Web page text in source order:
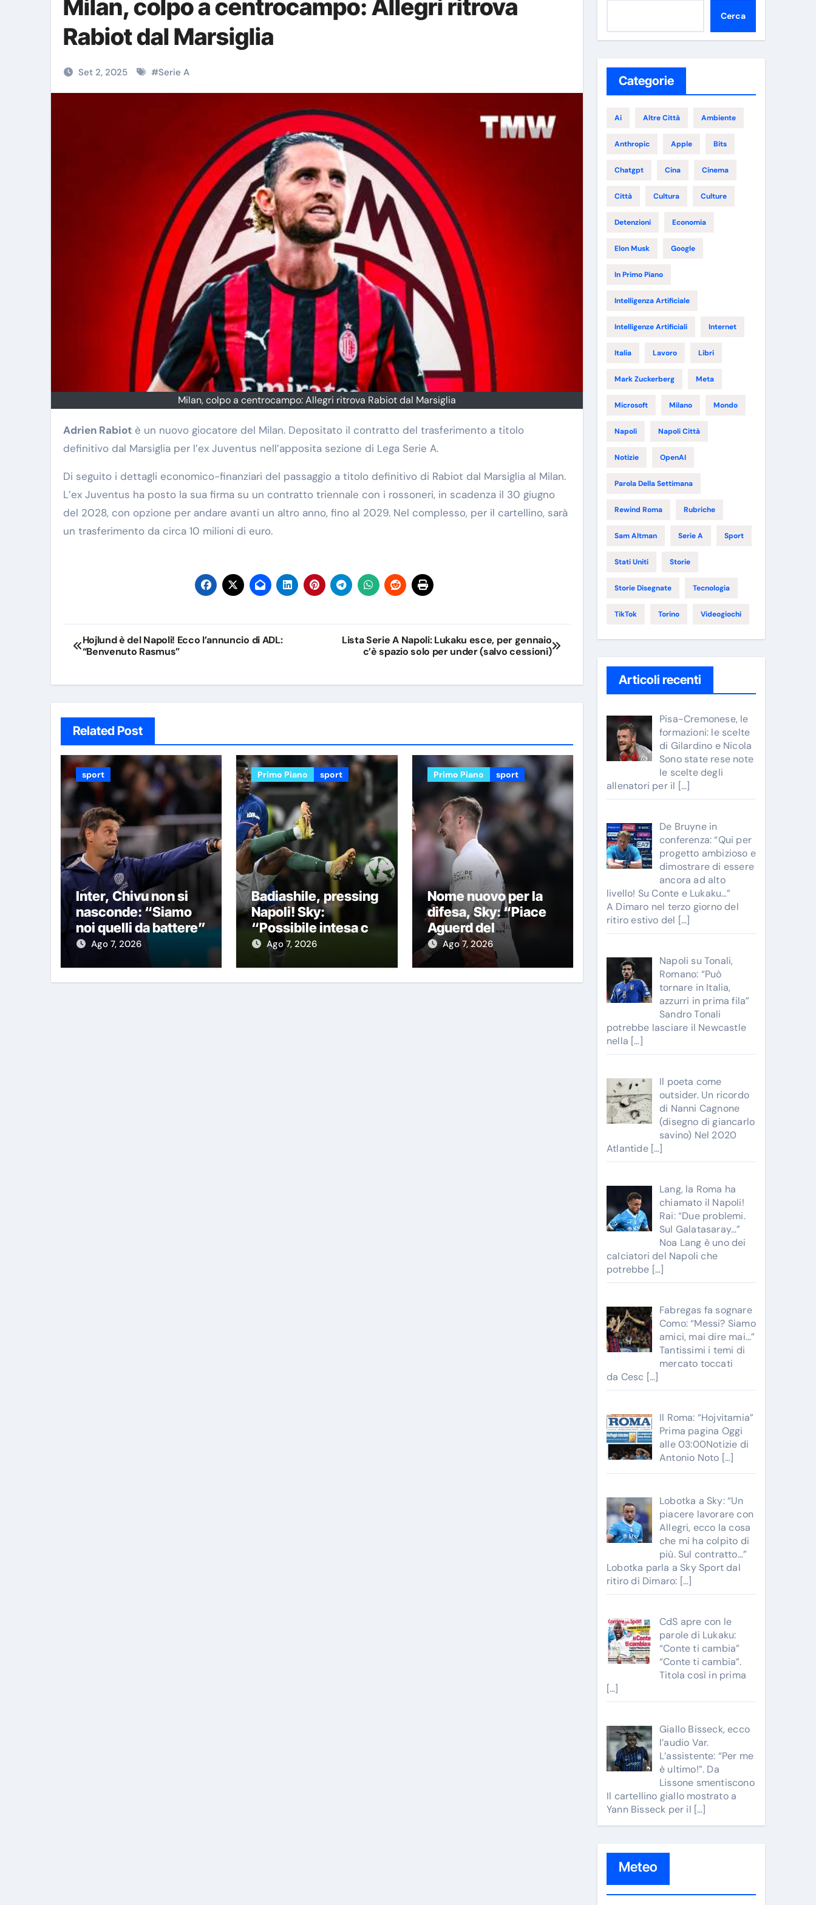
Milan, colpo a centrocampo: Allegri ritrova
Rabiot dal Marsiglia
Set 2, 2025 #Serie A
Milan, colpo a centrocampo: Allegri ritrova Rabiot dal Marsiglia
Adrien Rabiot è un nuovo giocatore del Milan. Depositato il contratto del trasferimento a titolo
definitivo dal Marsiglia per l’ex Juventus nell’apposita sezione di Lega Serie A.
Di seguito i dettagli economico-finanziari del passaggio a titolo definitivo di Rabiot dal Marsiglia al Milan.
L’ex Juventus ha posto la sua firma su un contratto triennale con i rossoneri, in scadenza il 30 giugno
del 2028, con opzione per andare avanti un altro anno, fino al 2029. Nel complesso, per il cartellino, sarà
un trasferimento da circa 10 milioni di euro.
Navigazione
articoli
Hojlund è del Napoli! Ecco l’annuncio di ADL:
“Benvenuto Rasmus”
Lista Serie A Napoli: Lukaku esce, per gennaio
c’è spazio solo per under (salvo cessioni)
Related Post
sport
Inter, Chivu non si
nasconde: “Siamo
noi quelli da battere”
Ago 7, 2026
Primo Piano sport
Badiashile, pressing
Napoli! Sky:
“Possibile intesa col
Chelsea con questa
formula”
Ago 7, 2026
Primo Piano sport
Nome nuovo per la
difesa, Sky: “Piace
Aguerd del
Marsiglia”
Ago 7, 2026
Cerca
Categorie
Ai Altre Città Ambiente
Anthropic Apple Bits
Chatgpt Cina Cinema
Città Cultura Culture
Detenzioni Economia
Elon Musk Google
In Primo Piano
Intelligenza Artificiale
Intelligenze Artificiali Internet
Italia Lavoro Libri
Mark Zuckerberg Meta
Microsoft Milano Mondo
Napoli Napoli Città
Notizie OpenAI
Parola Della Settimana
Rewind Roma Rubriche
Sam Altman Serie A Sport
Stati Uniti Storie
Storie Disegnate Tecnologia
TikTok Torino Videogiochi
Articoli recenti
Pisa-Cremonese, le
formazioni: le scelte
di Gilardino e Nicola
Sono state rese note
le scelte degli
allenatori per il […]
De Bruyne in
conferenza: “Qui per
progetto ambizioso e
dimostrare di essere
ancora ad alto
livello! Su Conte e Lukaku…”
A Dimaro nel terzo giorno del
ritiro estivo del […]
Napoli su Tonali,
Romano: “Può
tornare in Italia,
azzurri in prima fila”
Sandro Tonali
potrebbe lasciare il Newcastle
nella […]
Il poeta come
outsider. Un ricordo
di Nanni Cagnone
(disegno di giancarlo
savino) Nel 2020
Atlantide […]
Lang, la Roma ha
chiamato il Napoli!
Rai: “Due problemi.
Sul Galatasaray…”
Noa Lang è uno dei
calciatori del Napoli che
potrebbe […]
Fabregas fa sognare
Como: “Messi? Siamo
amici, mai dire mai…”
Tantissimi i temi di
mercato toccati
da Cesc […]
Il Roma: “Hojvitamia”
Prima pagina Oggi
alle 03:00Notizie di
Antonio Noto […]
Lobotka a Sky: “Un
piacere lavorare con
Allegri, ecco la cosa
che mi ha colpito di
più. Sul contratto…”
Lobotka parla a Sky Sport dal
ritiro di Dimaro: […]
CdS apre con le
parole di Lukaku:
“Conte ti cambia”
“Conte ti cambia”.
Titola così in prima
[…]
Giallo Bisseck, ecco
l’audio Var.
L’assistente: “Per me
è ultimo!”. Da
Lissone smentiscono
Il cartellino giallo mostrato a
Yann Bisseck per il […]
Meteo